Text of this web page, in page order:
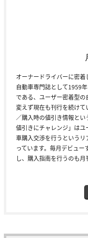
オーナードライバーに密
自動車専門誌として1959
である、ユーザー密着型
変えず現在も刊行を続けて
／購入時の値引き情報と
値引きにチャレンジ」は
車購入交渉を行うという
っています。毎月デビュ
し、購入指南を行うのも月